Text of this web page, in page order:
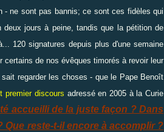
- ne sont pas bannis; ce sont ces fidèles qui
deux jours à peine, tandis que la pétition de
120 signatures depuis plus d'une semaine
de nos évêques timorés à revoir leur
regarder les choses - que le Pape Benoît
premier discours adressé en 2005 à la Curie
accueilli de la juste façon ? Dans
reste-t-il encore à accomplir ?